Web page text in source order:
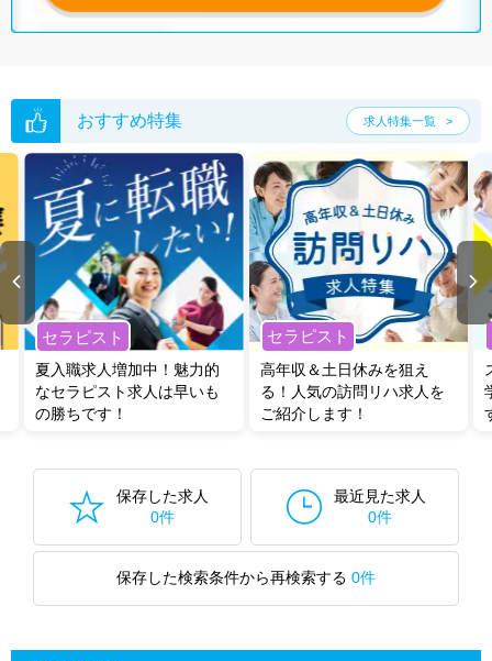
おすすめ特集 求人特集一覧
セラピスト
夏入職求人増加中！魅力的
なセラピスト求人は早いも
の勝ちです！
セラピスト
高年収＆土日休みを狙え
る！人気の訪問リハ求人を
ご紹介します！
保存した求人
0件
最近見た求人
0件
保存した検索条件から再検索する 0件